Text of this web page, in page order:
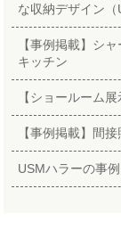
な収納デザイン（
【事例掲載】シ
キッチン
【ショールーム
【事例掲載】間
USMハラーの事